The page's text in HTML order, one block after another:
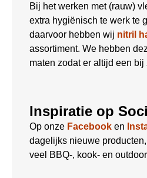
Bij het werken met (rauw)
extra hygiënisch te werk te
daarvoor hebben wij nitril
assortiment. We hebben
maten zodat er altijd een bij
Inspiratie op
Op onze Facebook en
dagelijks nieuwe
veel BBQ-, kook- en